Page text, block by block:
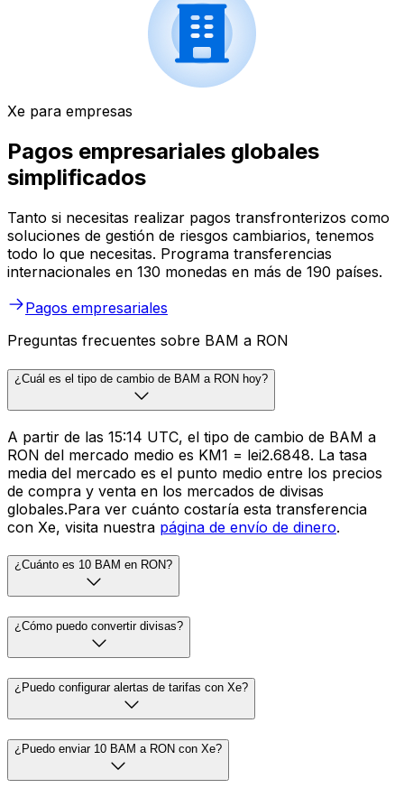
Xe para empresas
Pagos empresariales globales
simplificados
Tanto si necesitas realizar pagos transfronterizos como
soluciones de gestión de riesgos cambiarios, tenemos
todo lo que necesitas. Programa transferencias
internacionales en 130 monedas en más de 190 países.
Pagos empresariales
Preguntas frecuentes sobre BAM a RON
¿Cuál es el tipo de cambio de BAM a RON hoy?
A partir de las 15:14 UTC, el tipo de cambio de BAM a
RON del mercado medio es KM1 = lei2.6848. La tasa
media del mercado es el punto medio entre los precios
de compra y venta en los mercados de divisas
globales.Para ver cuánto costaría esta transferencia
con Xe, visita nuestra página de envío de dinero.
¿Cuánto es 10 BAM en RON?
¿Cómo puedo convertir divisas?
¿Puedo configurar alertas de tarifas con Xe?
¿Puedo enviar 10 BAM a RON con Xe?